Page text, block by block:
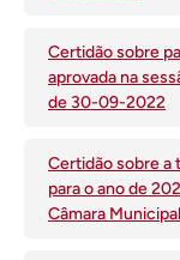
Certidão sobre
aprovada na
de 30-09-2022
Certidão sobre a
para o ano de
Câmara